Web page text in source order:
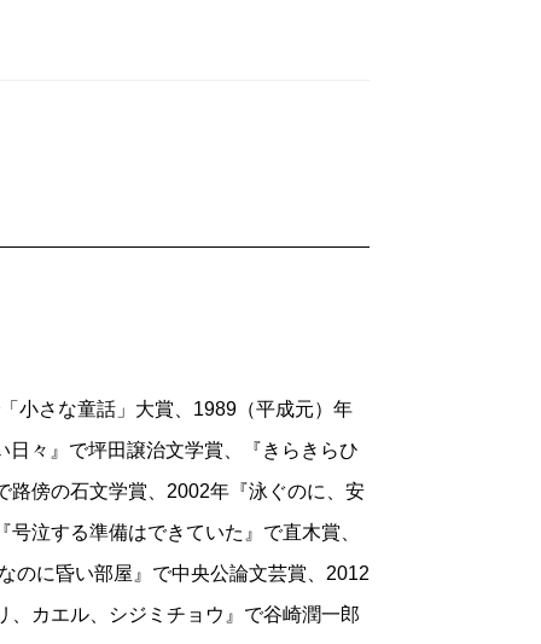
小さな童話」大賞、1989（平成元）年
日々』で坪田譲治文学賞、『きらきらひ
路傍の石文学賞、2002年『泳ぐのに、安
泣する準備はできていた』で直木賞、
のに昏い部屋』で中央公論文芸賞、2012
カエル、シジミチョウ』で谷崎潤一郎